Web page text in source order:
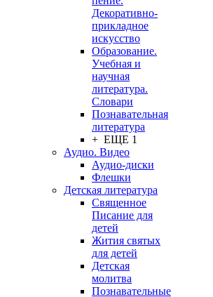
Декоративно-
прикладное
искусство
Образование.
Учебная и
научная
литература.
Словари
Познавательная
литература
+ ЕЩЕ 1
Аудио. Видео
Аудио-диски
Флешки
Детская литература
Священное
Писание для
детей
Жития святых
для детей
Детская
молитва
Познавательные